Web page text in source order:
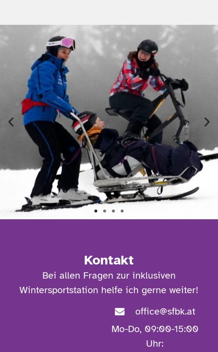
Kontakt
Bei allen Fragen zur inklusiven
Wintersportstation helfe ich gerne weiter!
office@sfbk.at
Mo-Do, 09:00-15:00
Uhr: